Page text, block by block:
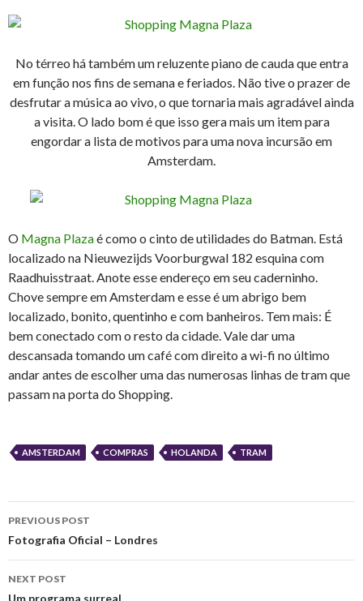
No térreo há também um reluzente piano de cauda que entra
em função nos fins de semana e feriados. Não tive o prazer de
desfrutar a música ao vivo, o que tornaria mais agradável ainda
a visita. O lado bom é que isso gera mais um item para
engordar a lista de motivos para uma nova incursão em
Amsterdam.
O Magna Plazaé como o cinto de utilidades do Batman. Está
localizado na Nieuwezijds Voorburgwal 182 esquina com
Raadhuisstraat. Anote esse endereço em seu caderninho.
Chove sempre em Amsterdam e esse é um abrigo bem
localizado, bonito, quentinho e com banheiros. Tem mais: É
bem conectado com o resto da cidade. Vale dar uma
descansada tomando um café com direito a wi-fi no último
andar antes de escolher uma das numerosas linhas de tram que
passam na porta do Shopping.
AMSTERDAM COMPRAS HOLANDA TRAM
Post
navigation
PREVIOUS POST
Fotografia Oficial – Londres
NEXT POST